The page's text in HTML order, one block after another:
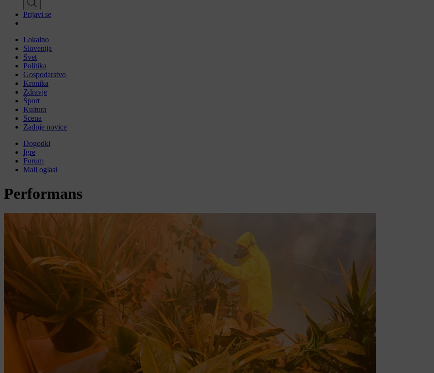
Prijavi se
Lokalno
Slovenija
Svet
Politika
Gospodarstvo
Kronika
Zdravje
Šport
Kultura
Scena
Zadnje novice
Dogodki
Igre
Forum
Mali oglasi
Performans